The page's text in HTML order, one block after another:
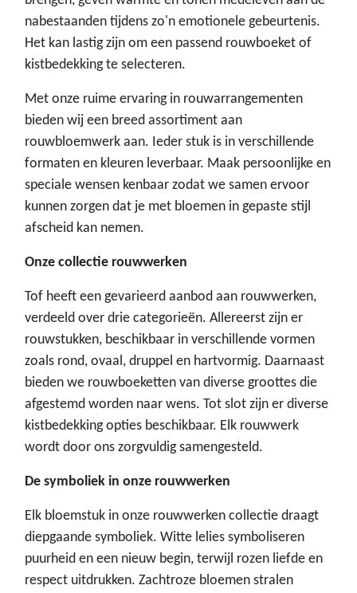
nabestaanden tijdens zo'n emotionele gebeurtenis.
Het kan lastig zijn om een passend rouwboeket of
kistbedekking te selecteren.
Met onze ruime ervaring in rouwarrangementen
bieden wij een breed assortiment aan
rouwbloemwerk aan. Ieder stuk is in verschillende
formaten en kleuren leverbaar. Maak persoonlijke en
speciale wensen kenbaar zodat we samen ervoor
kunnen zorgen dat je met bloemen in gepaste stijl
afscheid kan nemen.
Onze collectie rouwwerken
Tof heeft een gevarieerd aanbod aan rouwwerken,
verdeeld over drie categorieën. Allereerst zijn er
rouwstukken, beschikbaar in verschillende vormen
zoals rond, ovaal, druppel en hartvormig. Daarnaast
bieden we rouwboeketten van diverse groottes die
afgestemd worden naar wens. Tot slot zijn er diverse
kistbedekking opties beschikbaar. Elk rouwwerk
wordt door ons zorgvuldig samengesteld.
De symboliek in onze rouwwerken
Elk bloemstuk in onze rouwwerken collectie draagt
diepgaande symboliek. Witte lelies symboliseren
puurheid en een nieuw begin, terwijl rozen liefde en
respect uitdrukken. Zachtroze bloemen stralen